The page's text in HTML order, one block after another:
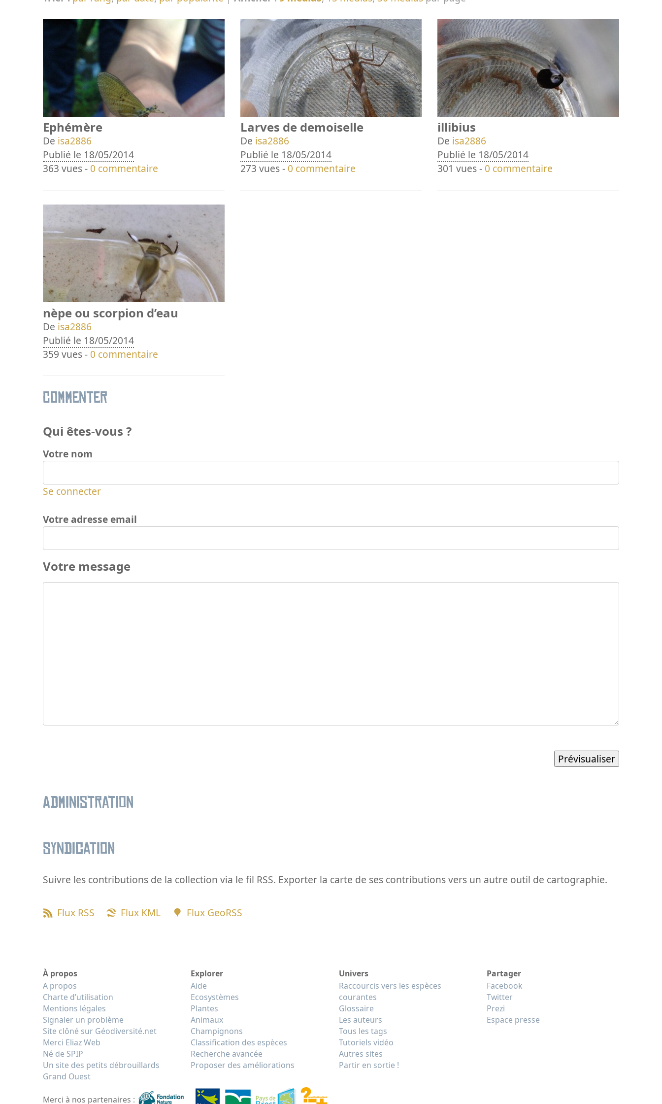
Ephémère
De isa2886
Publié le 18/05/2014
363 vues - 0 commentaire
Larves de demoiselle
De isa2886
Publié le 18/05/2014
273 vues - 0 commentaire
illibius
De isa2886
Publié le 18/05/2014
301 vues - 0 commentaire
nèpe ou scorpion d’eau
De isa2886
Publié le 18/05/2014
359 vues - 0 commentaire
Commenter
Qui êtes-vous ?
Votre nom
Se connecter
Votre adresse email
Votre message
Administration
Syndication
Suivre les contributions de la collection via le fil RSS. Exporter la carte de ses contributions vers un autre outil de cartographie.
Flux RSS Flux KML Flux GeoRSS
À propos
A propos
Charte d’utilisation
Mentions légales
Signaler un problème
Site clôné sur Géodiversité.net
Merci Eliaz Web
Né de SPIP
Un site des petits débrouillards
Grand Ouest
Explorer
Aide
Ecosystèmes
Plantes
Animaux
Champignons
Classification des espèces
Recherche avancée
Proposer des améliorations
Univers
Raccourcis vers les espèces
courantes
Glossaire
Les auteurs
Tous les tags
Tutoriels vidéo
Autres sites
Partir en sortie !
Partager
Facebook
Twitter
Prezi
Espace presse
Merci à nos partenaires :